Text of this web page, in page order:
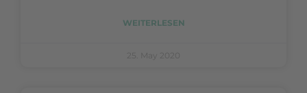
WEITERLESEN
25. May 2020